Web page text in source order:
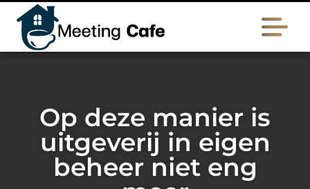
Op deze manier is
uitgeverij in eigen
beheer niet eng